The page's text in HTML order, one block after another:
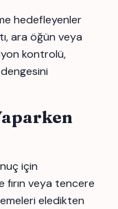
hedefleyenler
ara öğün veya
kontrolü,
için
fırın veya tencere
eledikten